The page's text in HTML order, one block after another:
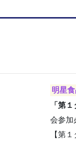
明星
「第
会参加
【第